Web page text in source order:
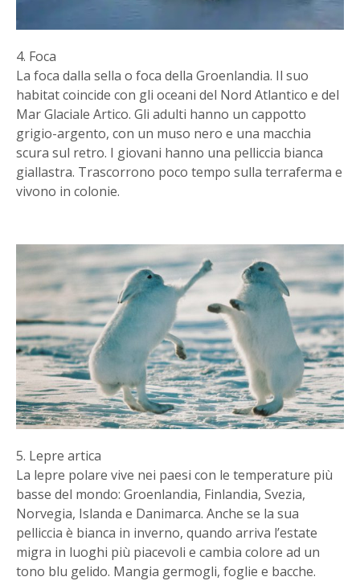
4. Foca
La foca dalla sella o foca della Groenlandia. Il suo
habitat coincide con gli oceani del Nord Atlantico e del
Mar Glaciale Artico. Gli adulti hanno un cappotto
grigio-argento, con un muso nero e una macchia
scura sul retro. I giovani hanno una pelliccia bianca
giallastra. Trascorrono poco tempo sulla terraferma e
vivono in colonie.
5. Lepre artica
La lepre polare vive nei paesi con le temperature più
basse del mondo: Groenlandia, Finlandia, Svezia,
Norvegia, Islanda e Danimarca. Anche se la sua
pelliccia è bianca in inverno, quando arriva l’estate
migra in luoghi più piacevoli e cambia colore ad un
tono blu gelido. Mangia germogli, foglie e bacche.